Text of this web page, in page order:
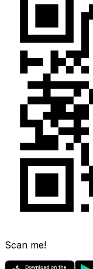
Scan me!